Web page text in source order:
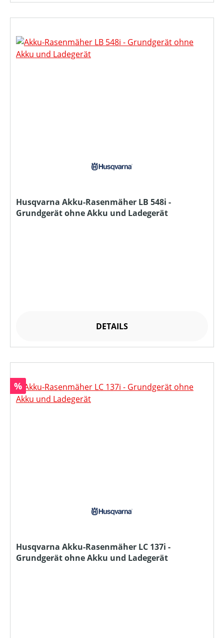
Husqvarna Akku-Rasenmäher LB 548i -
Grundgerät ohne Akku und Ladegerät
DETAILS
Rabatt
%
Husqvarna Akku-Rasenmäher LC 137i -
Grundgerät ohne Akku und Ladegerät